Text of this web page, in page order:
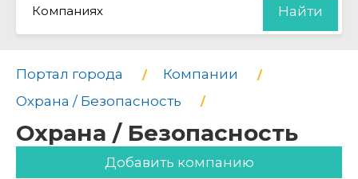
Компаниях Найти
Портал города
Компании
Охрана / Безопасность
Охрана / Безопасность
Добавить компанию